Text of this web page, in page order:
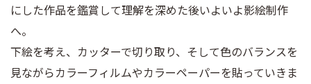
にした作品を鑑賞して理解を深めた後いよいよ影絵制作
へ。
下絵を考え、カッターで切り取り、そして色のバランスを
見ながらカラーフィルムやカラーペーパーを貼っていきま